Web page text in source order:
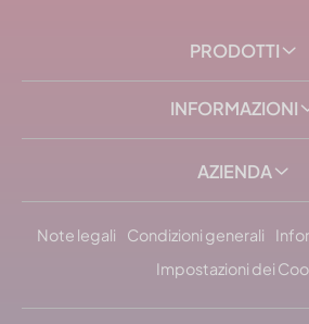
PRODOTTI
INFORMAZIONI
AZIENDA
Note legali Condizioni generali
Impostazioni dei